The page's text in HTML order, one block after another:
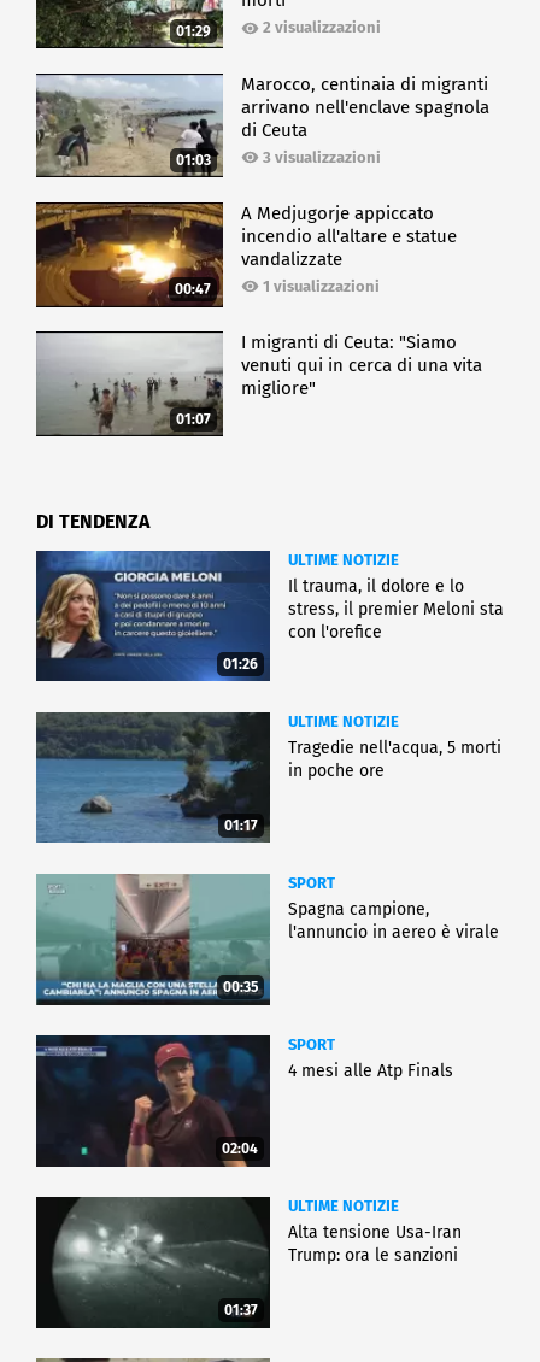
01:29 2 visualizzazioni
01:03
Marocco, centinaia di migranti
arrivano nell'enclave spagnola
di Ceuta
3 visualizzazioni
00:47
A Medjugorje appiccato
incendio all'altare e statue
vandalizzate
1 visualizzazioni
01:07
I migranti di Ceuta: "Siamo
venuti qui in cerca di una vita
migliore"
DI TENDENZA
01:26
ULTIME NOTIZIE
Il trauma, il dolore e lo
stress, il premier Meloni sta
con l'orefice
01:17
ULTIME NOTIZIE
Tragedie nell'acqua, 5 morti
in poche ore
00:35
SPORT
Spagna campione,
l'annuncio in aereo è virale
02:04
SPORT
4 mesi alle Atp Finals
01:37
ULTIME NOTIZIE
Alta tensione Usa-Iran
Trump: ora le sanzioni